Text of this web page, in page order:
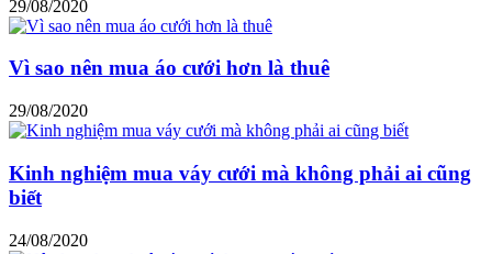
29/08/2020
Vì sao nên mua áo cưới hơn là thuê
29/08/2020
Kinh nghiệm mua váy cưới mà không phải ai cũng
biết
24/08/2020